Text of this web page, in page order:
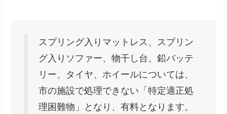
スプリング入りマットレス、スプリン
グ入りソファー、物干し台、鉛バッテ
リー、タイヤ、ホイールについては、
市の施設で処理できない「特定適正処
理困難物」となり、有料となります。